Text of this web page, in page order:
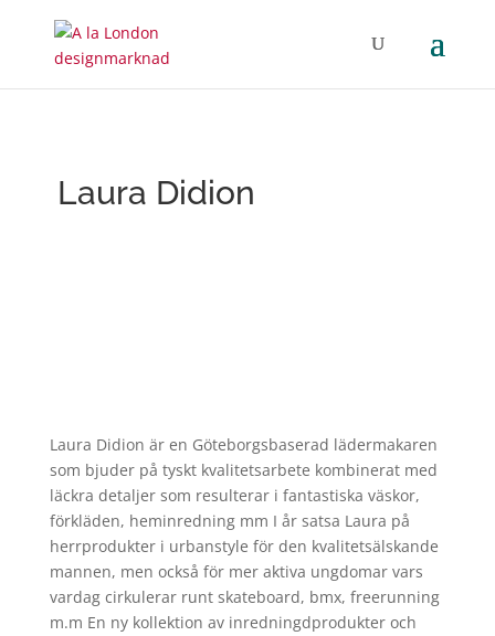
Laura Didion
Laura Didion är en Göteborgsbaserad lädermakaren
som bjuder på tyskt kvalitetsarbete kombinerat med
läckra detaljer som resulterar i fantastiska väskor,
förkläden, heminredning mm I år satsa Laura på
herrprodukter i urbanstyle för den kvalitetsälskande
mannen, men också för mer aktiva ungdomar vars
vardag cirkulerar runt skateboard, bmx, freerunning
m.m En ny kollektion av inredningdprodukter och